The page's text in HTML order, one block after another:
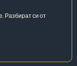
Разбират си от